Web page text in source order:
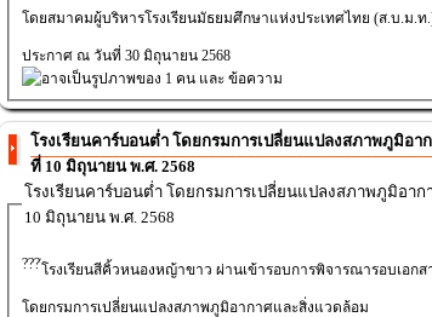
โดยสมาคมผู้บริหารโรงเรียนมัธยมศึกษาแห่งประเทศไทย (ส.บ.ม.ท
ประกาศ ณ วันที่ 30 มิถุนายน 2568
โรงเรียนคาร์บอนต่ำ โดยกรมการเปลี่ยนแปลงสภาพภูมิอ
ที่ 10 มิถุนายน พ.ศ. 2568
โรงเรียนคาร์บอนต่ำ โดยกรมการเปลี่ยนแปลงสภาพภูมิอา
10 มิถุนายน พ.ศ. 2568
โรงเรียนสีคิ้วหนองหญ้าขาว ผ่านเข้ารอบการพิจารณารอบเอกส
โดยกรมการเปลี่ยนแปลงสภาพภูมิอากาศและสิ่งแวดล้อม